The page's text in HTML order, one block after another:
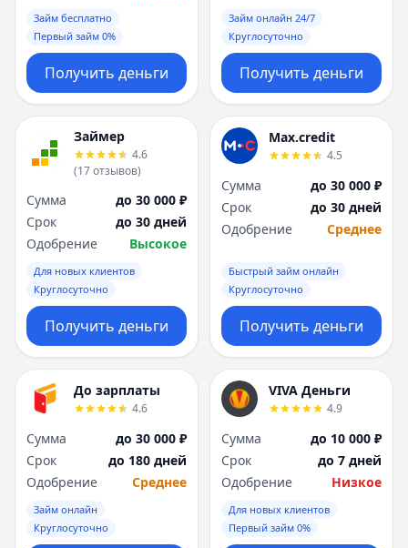
Хабаровск
Ч
Чебоксары
Челябинск
Чита
Я
Ярославль
Вся Россия
Хабаровск
Ч
Чебоксары
Челябинск
Чита
Я
Ярославль
Вся Россия
Займ бесплатно
Первый займ 0%
Получить деньги
Займ онлайн 24/7
Круглосуточно
Получить деньги
Займер
4.6
(17отзывов)
Сумма
до 30 000 ₽
Срок
до 30 дней
Одобрение
Высокое
Для новых клиентов
Круглосуточно
Получить деньги
Max.credit
4.5
Сумма
до 30 000 ₽
Срок
до 30 дней
Одобрение
Среднее
Быстрый займ онлайн
Круглосуточно
Получить деньги
До зарплаты
4.6
Сумма
до 30 000 ₽
Срок
до 180 дней
Одобрение
Среднее
Займ онлайн
Круглосуточно
VIVA Деньги
4.9
Сумма
до 10 000 ₽
Срок
до 7 дней
Одобрение
Низкое
Для новых клиентов
Первый займ 0%